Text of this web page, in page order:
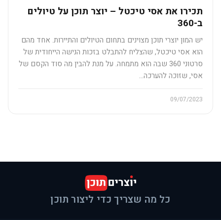
תכירו את אסי טיכטל – יוצר תוכן על טיולים
ב-360
יש המון יוצרי תוכן מצוינים בתחום הטיולים והתיירות. אחד מהם
הוא אסי טיכטל, שהצליח להתבלט בזכות הנישה הייחודית של
סרטוני 360 שבה הוא מתמחה. על מנת להבין מה סוד הקסם של
אסי, שזוכה להערכה…
09/07/2023
כל מה שצריך כדי ליצור תוכן